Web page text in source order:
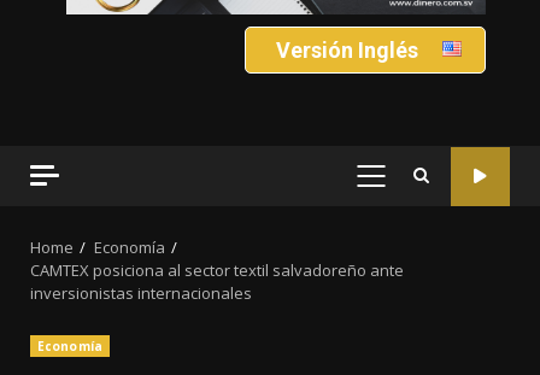
Versión Inglés
PRIMARY
Home
Economía
CAMTEX posiciona al sector textil salvadoreño ante
inversionistas internacionales
Economía